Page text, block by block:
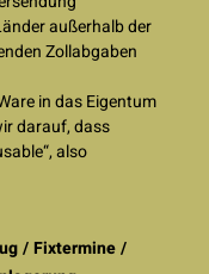
außerhalb der
Zollabgaben
in das Eigentum
darauf, dass
also
/ Fixtermine /